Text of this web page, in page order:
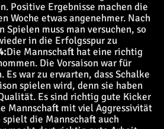
Positive Ergebnisse machen die
Woche etwas angenehmer. Nach
muss man versuchen, so
in die Erfolgsspur zu
Die Mannschaft hat eine richtig
Die Vorsaison war für
Es war zu erwarten, dass Schalke
spielen wird, denn sie haben
Es sind richtig gute Kicker
Mannschaft mit viel Aggressivität
spielt die Mannschaft auch